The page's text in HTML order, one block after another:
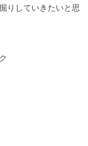
りしていきたいと思